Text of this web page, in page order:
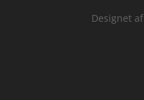
Designet af